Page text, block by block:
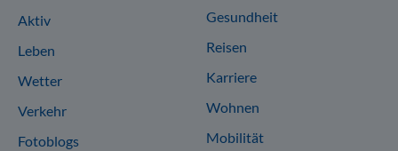
Aktiv
Leben
Wetter
Verkehr
Fotoblogs
Gesundheit
Reisen
Karriere
Wohnen
Mobilität